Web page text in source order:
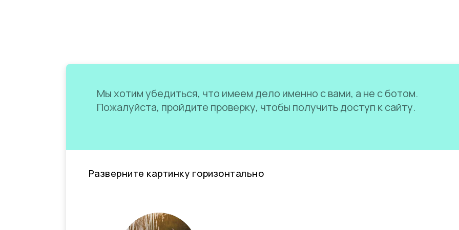
Мы хотим убедиться, что имеем дело именно с вами, а не с ботом.
Пожалуйста, пройдите проверку, чтобы получить доступ к сайту.
Разверните картинку горизонтально